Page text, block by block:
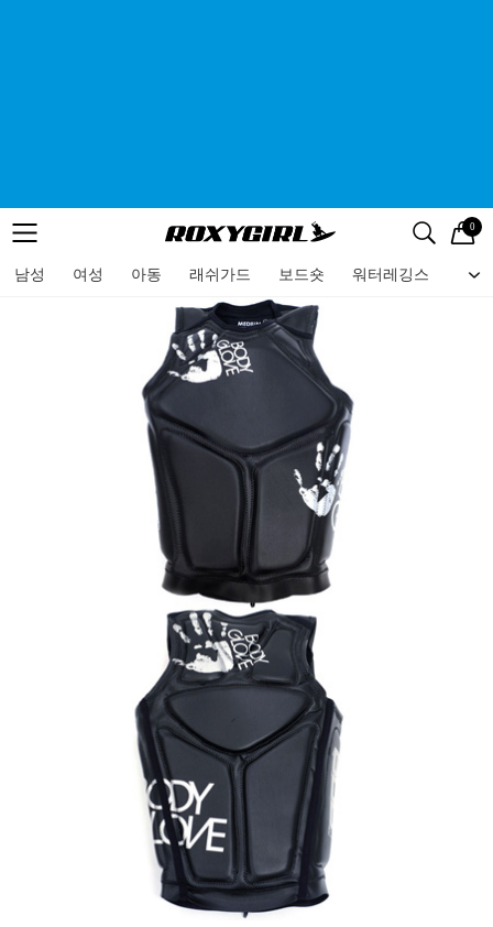
메뉴 검색
로고 0
남성 여성 아동 래쉬가드 보드숏 워터레깅스 비
메뉴